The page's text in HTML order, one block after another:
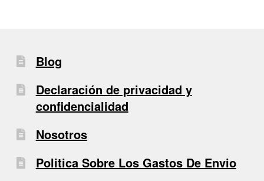
Blog
Declaración de privacidad y
confidencialidad
Nosotros
Politica Sobre Los Gastos De Envio